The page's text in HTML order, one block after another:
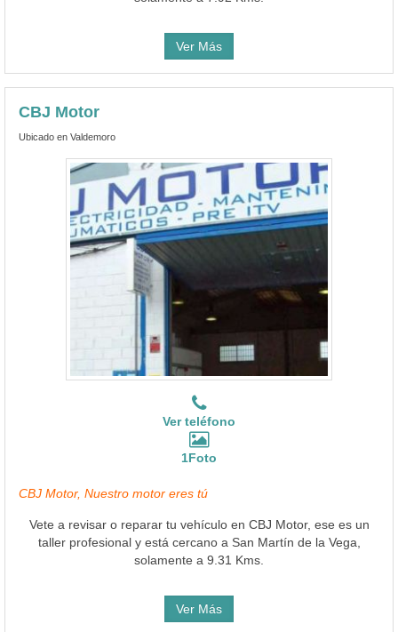
Ver Más
CBJ Motor
Ubicado en Valdemoro
Ver teléfono
1Foto
CBJ Motor, Nuestro motor eres tú
Vete a revisar o reparar tu vehículo en CBJ Motor, ese es un
taller profesional y está cercano a San Martín de la Vega,
solamente a 9.31 Kms.
Ver Más